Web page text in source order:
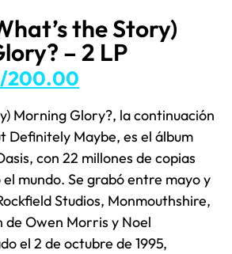
the Story)
– 2 LP
200.00
Morning Glory?, la continuación
Definitely Maybe, es el álbum
con 22 millones de copias
mundo. Se grabó entre mayo y
Studios, Monmouthshire,
de Owen Morris y Noel
el 2 de octubre de 1995,